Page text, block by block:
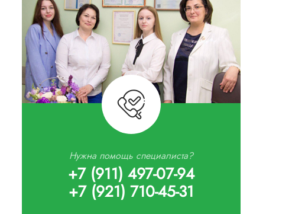
Нужна помощь специалиста?
+7 (911) 497-07-94
+7 (921) 710-45-31